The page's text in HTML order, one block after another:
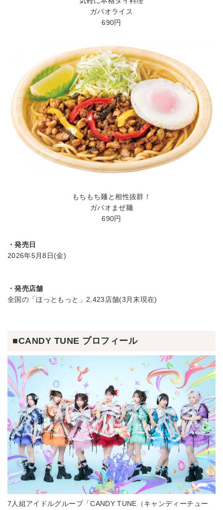
ガパオライス
690円
もちもち麺と相性抜群！
ガパオまぜ麺
690円
・発売日
2026年5月8日(金)
・発売店舗
全国の「ほっともっと」2,423店舗(3月末現在)
■CANDY TUNE プロフィール
7人組アイドルグループ「CANDY TUNE（キャンディーチュー